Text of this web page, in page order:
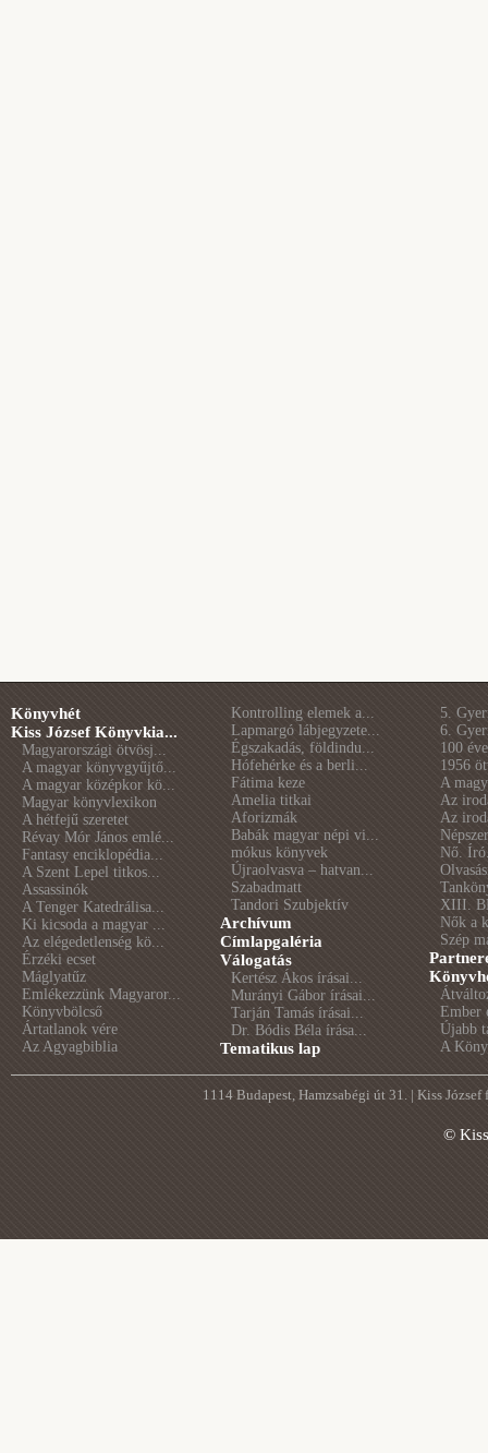
Könyvhét
Kiss József Könyvkia...
Magyarországi ötvösj...
A magyar könyvgyűjtő...
A magyar középkor kö...
Magyar könyvlexikon
A hétfejű szeretet
Révay Mór János emlé...
Fantasy enciklopédia...
A Szent Lepel titkos...
Assassinók
A Tenger Katedrálisa...
Ki kicsoda a magyar ...
Az elégedetlenség kö...
Érzéki ecset
Máglyatűz
Emlékezzünk Magyaror...
Könyvbölcső
Ártatlanok vére
Az Agyagbiblia
Kontrolling elemek a...
Lapmargó lábjegyzete...
Égszakadás, földindu...
Hófehérke és a berli...
Fátima keze
Amelia titkai
Aforizmák
Babák magyar népi vi...
mókus könyvek
Újraolvasva – hatvan...
Szabadmatt
Tandori Szubjektív
Archívum
Címlapgaléria
Válogatás
Kertész Ákos írásai...
Murányi Gábor írásai...
Tarján Tamás írásai...
Dr. Bódis Béla írása...
Tematikus lap
5.
6.
100
1956
A
Az
Az
Nő.
XIII.
Nők a
Szép
Ember
Újabb
A
1114 Budapest, Hamzsabégi út 31. | Kiss
©